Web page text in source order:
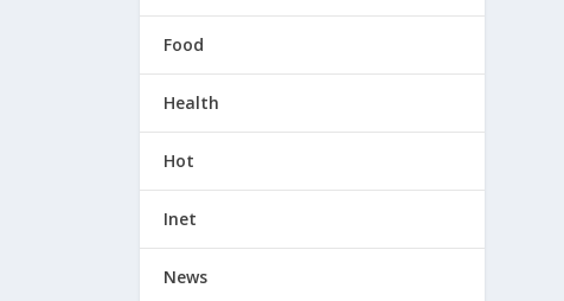
Food
Health
Hot
Inet
News